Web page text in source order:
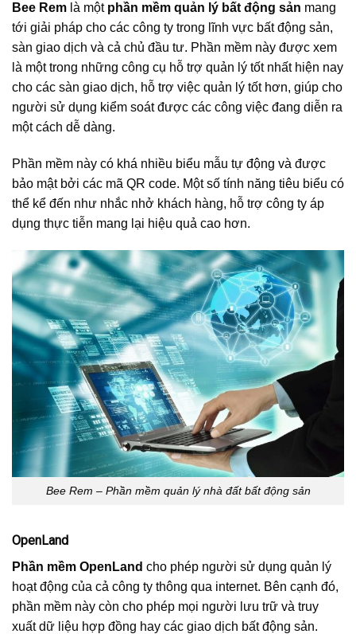
Bee Rem là một phần mềm quản lý bất động sản mang
tới giải pháp cho các công ty trong lĩnh vực bất động sản,
sàn giao dịch và cả chủ đầu tư. Phần mềm này được xem
là một trong những công cụ hỗ trợ quản lý tốt nhất hiện nay
cho các sàn giao dịch, hỗ trợ việc quản lý tốt hơn, giúp cho
người sử dụng kiểm soát được các công việc đang diễn ra
một cách dễ dàng.
Phần mềm này có khá nhiều biểu mẫu tự động và được
bảo mật bởi các mã QR code. Một số tính năng tiêu biểu có
thể kể đến như nhắc nhở khách hàng, hỗ trợ công ty áp
dụng thực tiễn mang lại hiệu quả cao hơn.
Bee Rem – Phần mềm quản lý nhà đất bất động sản
OpenLand
Phần mềm OpenLand cho phép người sử dụng quản lý
hoạt động của cả công ty thông qua internet. Bên cạnh đó,
phần mềm này còn cho phép mọi người lưu trữ và truy
xuất dữ liệu hợp đồng hay các giao dịch bất động sản.